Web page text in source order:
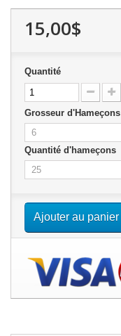
15,00$
Quantité
Grosseur d'Hameçons
Quantité d'hameçons
Ajouter au panier